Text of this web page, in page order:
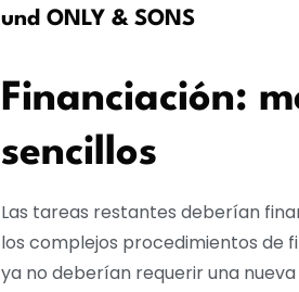
und ONLY & SONS
Financiación:
sencillos
Las tareas restantes deberían
los complejos procedimientos de
ya no deberían requerir una